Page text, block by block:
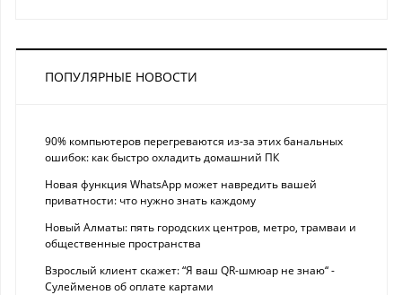
ПОПУЛЯРНЫЕ НОВОСТИ
90% компьютеров перегреваются из-за этих банальных
ошибок: как быстро охладить домашний ПК
Новая функция WhatsApp может навредить вашей
приватности: что нужно знать каждому
Новый Алматы: пять городских центров, метро, трамваи и
общественные пространства
Взрослый клиент скажет: “Я ваш QR-шмюар не знаю“ -
Сулейменов об оплате картами